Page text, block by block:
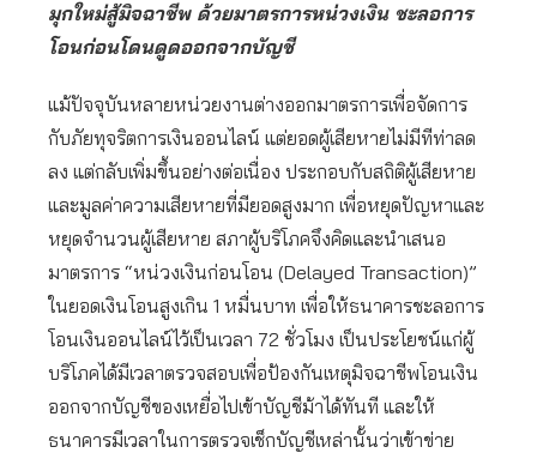
มุกใหม่สู้มิจฉาชีพ ด้วยมาตรการหน่วงเงิน ชะลอการ
โอนก่อนโดนดูดออกจากบัญชี
แม้ปัจจุบันหลายหน่วยงานต่างออกมาตรการเพื่อจัดการ
กับภัยทุจริตการเงินออนไลน์ แต่ยอดผู้เสียหายไม่มีทีท่าลด
ลง แต่กลับเพิ่มขึ้นอย่างต่อเนื่อง ประกอบกับสถิติผู้เสียหาย
และมูลค่าความเสียหายที่มียอดสูงมาก เพื่อหยุดปัญหาและ
หยุดจำนวนผู้เสียหาย สภาผู้บริโภคจึงคิดและนำเสนอ
มาตรการ “หน่วงเงินก่อนโอน (Delayed Transaction)”
ในยอดเงินโอนสูงเกิน 1 หมื่นบาท เพื่อให้ธนาคารชะลอการ
โอนเงินออนไลน์ไว้เป็นเวลา 72 ชั่วโมง เป็นประโยชน์แก่ผู้
บริโภคได้มีเวลาตรวจสอบเพื่อป้องกันเหตุมิจฉาชีพโอนเงิน
ออกจากบัญชีของเหยื่อไปเข้าบัญชีม้าได้ทันที และให้
ธนาคารมีเวลาในการตรวจเช็กบัญชีเหล่านั้นว่าเข้าข่าย